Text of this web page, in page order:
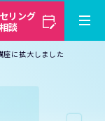
リング
談
座に拡大しました